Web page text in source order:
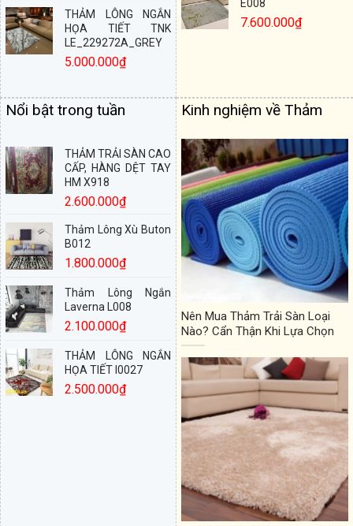
THẢM LÔNG NGẮN
HỌA TIẾT TNK
LE_229272A_GREY
5.000.000₫
E008
7.600.000₫
Nổi bật trong tuần
THẢM TRẢI SÀN CAO
CẤP, HÀNG DỆT TAY
HM X918
2.600.000₫
Thảm Lông Xù Buton
B012
1.800.000₫
Thảm Lông Ngắn
Laverna L008
2.100.000₫
THẢM LÔNG NGẮN
HỌA TIẾT I0027
2.500.000₫
Kinh nghiệm về Thảm
Nên Mua Thảm Trải Sàn Loại
Nào? Cẩn Thận Khi Lựa Chọn